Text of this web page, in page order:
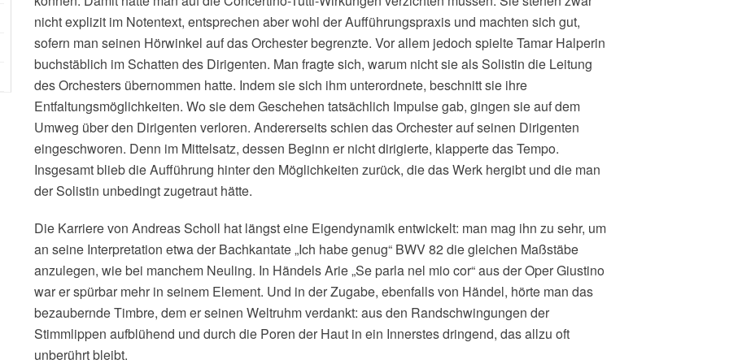
nicht explizit im Notentext, entsprechen aber wohl der Aufführungspraxis und machten sich gut,
sofern man seinen Hörwinkel auf das Orchester begrenzte. Vor allem jedoch spielte Tamar Halperin
buchstäblich im Schatten des Dirigenten. Man fragte sich, warum nicht sie als Solistin die Leitung
des Orchesters übernommen hatte. Indem sie sich ihm unterordnete, beschnitt sie ihre
Entfaltungsmöglichkeiten. Wo sie dem Geschehen tatsächlich Impulse gab, gingen sie auf dem
Umweg über den Dirigenten verloren. Andererseits schien das Orchester auf seinen Dirigenten
eingeschworen. Denn im Mittelsatz, dessen Beginn er nicht dirigierte, klapperte das Tempo.
Insgesamt blieb die Aufführung hinter den Möglichkeiten zurück, die das Werk hergibt und die man
der Solistin unbedingt zugetraut hätte.
Die Karriere von Andreas Scholl hat längst eine Eigendynamik entwickelt: man mag ihn zu sehr, um
an seine Interpretation etwa der Bachkantate „Ich habe genug“ BWV 82 die gleichen Maßstäbe
anzulegen, wie bei manchem Neuling. In Händels Arie „Se parla nel mio cor“ aus der Oper Giustino
war er spürbar mehr in seinem Element. Und in der Zugabe, ebenfalls von Händel, hörte man das
bezaubernde Timbre, dem er seinen Weltruhm verdankt: aus den Randschwingungen der
Stimmlippen aufblühend und durch die Poren der Haut in ein Innerstes dringend, das allzu oft
unberührt bleibt.